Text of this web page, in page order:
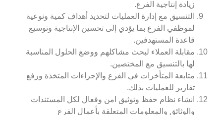
زيادة إنتاجية الفرع.
التنسيق مع إدارة العمليات لتحديد أهداف كمية ونوعية
لموظفي الفرع بما يؤدي إلى تحسين الإنتاجية وتوسيع
قاعدة المستهدفين.
مقابلة العملاء لبحث مشاكلهم ووضع الحلول المناسبة
لها بالتنسيق مع المختصين.
متابعة المتأخرات في الفرع والإجراءات المتخذة ورفع
تقارير للعمليات بذلك.
انشاء نظام حفظ وتوثيق امن وفعال لكل المستندات
والوثائق والمعلومات المتعلقة بأعمال الفرع